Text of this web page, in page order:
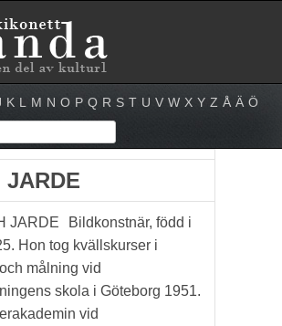
K L M N O P Q R S T U V W X Y Z Å Ä Ö
JARDE
Bildkonstnär, född i
Hon tog kvällskurser i
målning vid
skola i Göteborg 1951.
vid